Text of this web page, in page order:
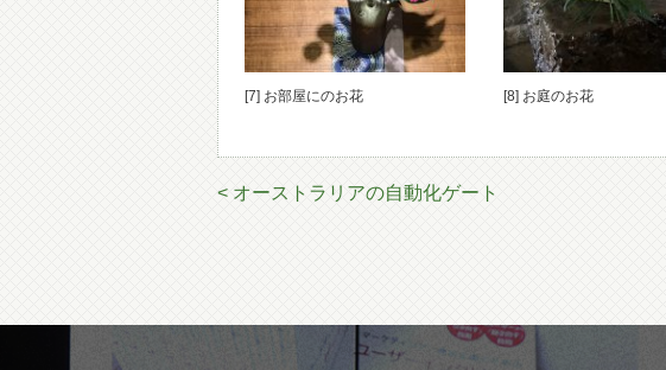
[7] お部屋にのお花 [8] お庭のお花
< オーストラリアの自動化ゲート